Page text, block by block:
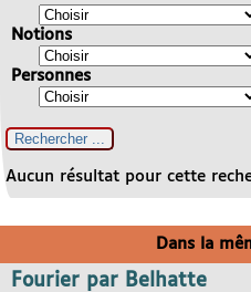
Notions
Personnes
Aucun résultat pour cette
Dans la
Fourier par Belhatte